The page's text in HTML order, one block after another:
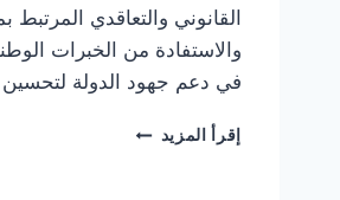
القانوني والتعاقدي المرتبط
والاستفادة من الخبرات
في دعم جهود الدولة لتحسين
إقرأ المزيد وزير